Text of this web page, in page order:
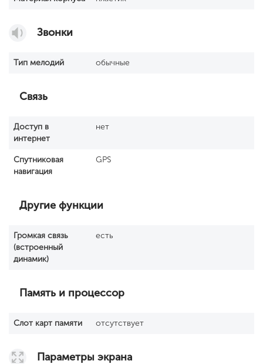
Звонки
Тип мелодий обычные
Связь
Доступ в
интернет
нет
Спутниковая
навигация
GPS
Другие функции
Громкая связь
(встроенный
динамик)
есть
Память и процессор
Слот карт памяти отсутствует
Параметры экрана